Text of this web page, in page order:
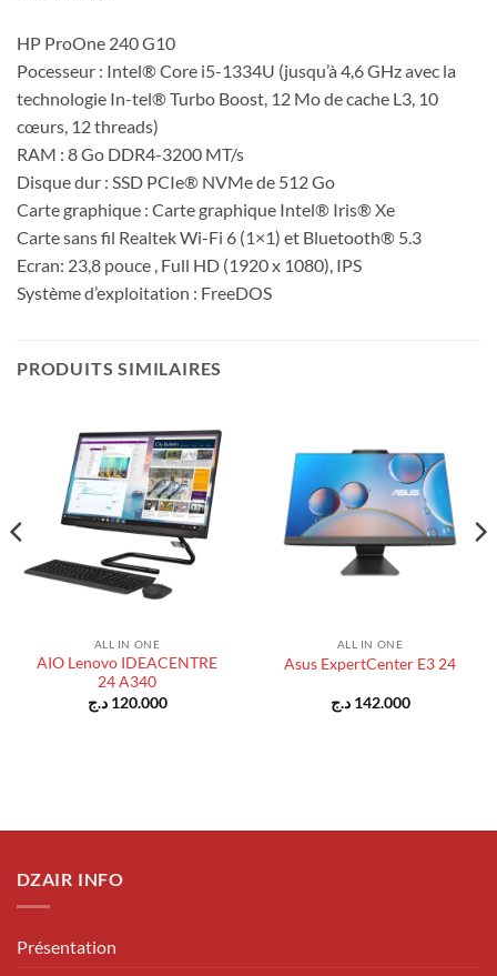
HP ProOne 240 G10
Pocesseur : Intel® Core i5-1334U (jusqu’à 4,6 GHz avec la
technologie In-tel® Turbo Boost, 12 Mo de cache L3, 10
cœurs, 12 threads)
RAM : 8 Go DDR4-3200 MT/s
Disque dur : SSD PCIe® NVMe de 512 Go
Carte graphique : Carte graphique Intel® Iris® Xe
Carte sans fil Realtek Wi-Fi 6 (1×1) et Bluetooth® 5.3
Ecran: 23,8 pouce , Full HD (1920 x 1080), IPS
Système d’exploitation : FreeDOS
PRODUITS SIMILAIRES
ALL IN ONE
AIO Lenovo IDEACENTRE
24 A340
120.000 د.ج
ALL IN ONE
Asus ExpertCenter E3 24
142.000 د.ج
DZAIR INFO
Présentation